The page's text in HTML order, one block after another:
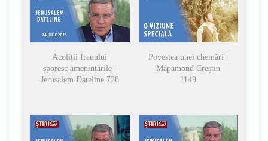
Acoliții Iranului
sporesc amenințările |
Jerusalem Dateline 738
Povestea unei chemări |
Mapamond Creștin
1149